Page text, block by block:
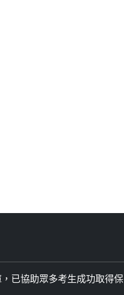
已協助眾多考生成功取得保